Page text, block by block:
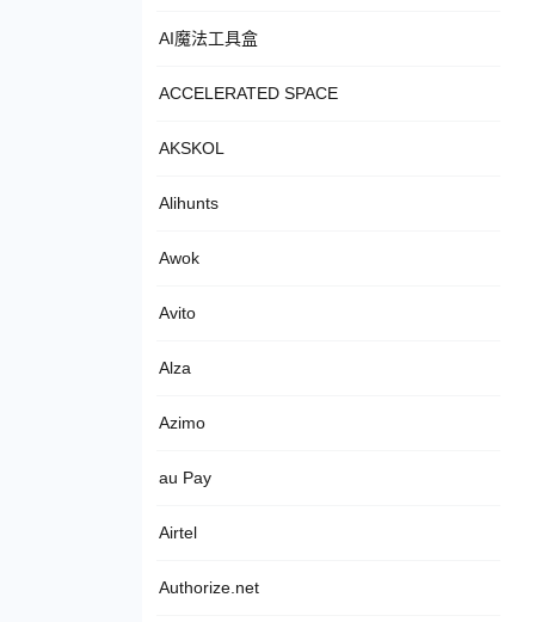
AI魔法工具盒
ACCELERATED SPACE
AKSKOL
Alihunts
Awok
Avito
Alza
Azimo
au Pay
Airtel
Authorize.net